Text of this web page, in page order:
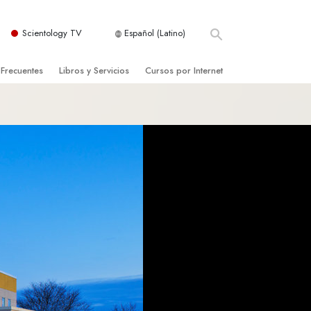
Scientology TV Español (Latino)
de Scientology
Libros y Servicios
Introductorias
Cursos por Internet
La Escala Tonal Emocional